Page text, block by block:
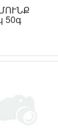
50գ